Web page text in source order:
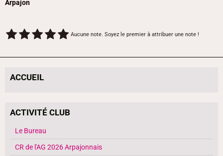
Arpajon
Aucune note. Soyez le premier à attribuer une note !
ACCUEIL
ACTIVITÉ CLUB
Le Bureau
CR de l'AG 2026 Arpajonnais